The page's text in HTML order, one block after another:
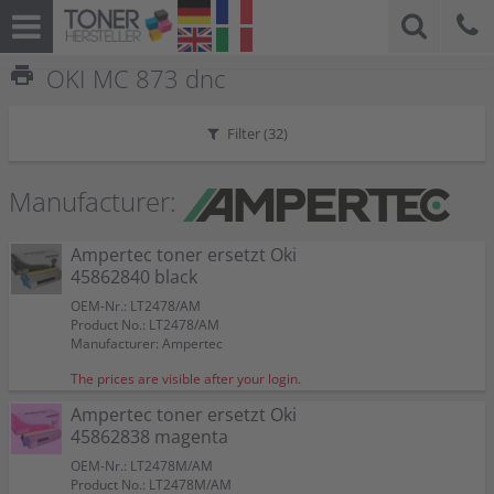
print OKI MC 873 dnc
Filter (32)
Manufacturer:
Ampertec toner ersetzt Oki
45862840 black
OEM-Nr.: LT2478/AM
Product No.: LT2478/AM
Manufacturer: Ampertec
The prices are visible after your login.
Ampertec toner ersetzt Oki
45862838 magenta
OEM-Nr.: LT2478M/AM
Product No.: LT2478M/AM